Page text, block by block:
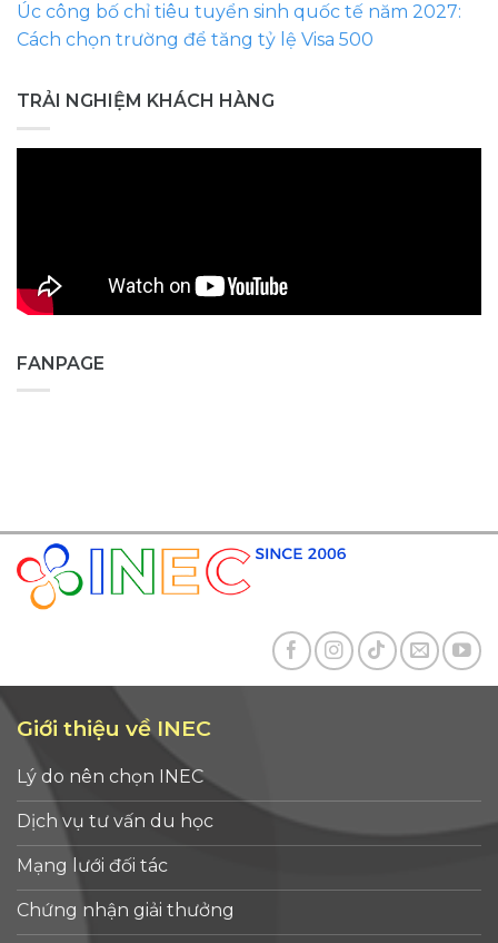
Úc công bố chỉ tiêu tuyển sinh quốc tế năm 2027:
Cách chọn trường để tăng tỷ lệ Visa 500
TRẢI NGHIỆM KHÁCH HÀNG
FANPAGE
Giới thiệu về INEC
Lý do nên chọn INEC
Dịch vụ tư vấn du học
Mạng lưới đối tác
Chứng nhận giải thưởng